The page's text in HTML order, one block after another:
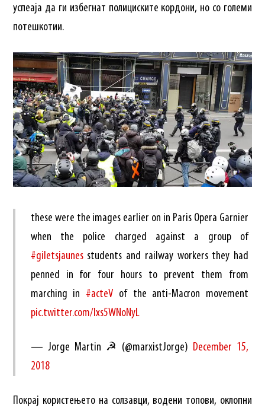
успеаја да ги избегнат полициските кордони, но со големи
потешкотии.
these were the images earlier on in Paris Opera Garnier
when the police charged against a group of
#giletsjaunesstudents and railway workers they had
penned in for four hours to prevent them from
marching in #acteV of the anti-Macron movement
pic.twitter.com/Ixs5WNoNyL
— Jorge Martin ☭ (@marxistJorge) December 15,
2018
Покрај користењето на солзавци, водени топови, оклопни